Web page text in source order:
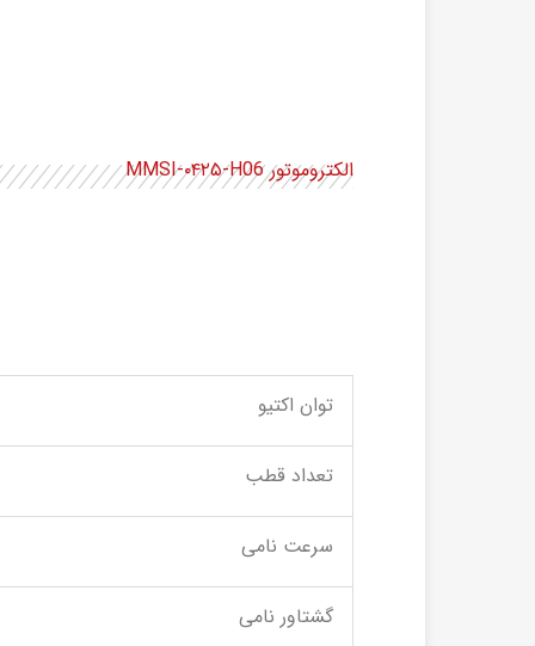
الکتروموتور MMSI-۰۴۲۵-H06
توان اکتیو
تعداد قطب
سرعت نامی
گشتاور نامی